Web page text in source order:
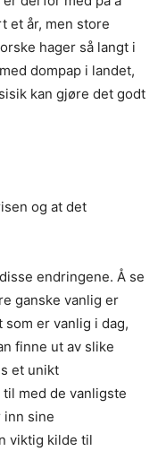
et år, men store
hager så langt i
dompap i landet,
kan gjøre det godt
og at det
endringene. Å se
ganske vanlig er
er vanlig i dag,
finne ut av slike
et unikt
med de vanligste
inn sine
viktig kilde til